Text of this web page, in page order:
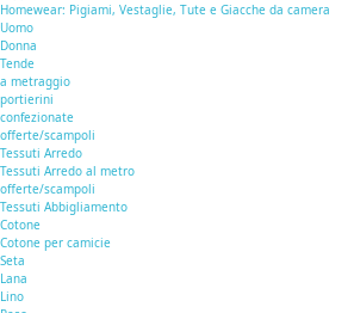
Homewear: Pigiami, Vestaglie, Tute e Giacche da camera
Uomo
Donna
Tende
a metraggio
portierini
confezionate
offerte/scampoli
Tessuti Arredo
Tessuti Arredo al metro
offerte/scampoli
Tessuti Abbigliamento
Cotone
Cotone per camicie
Seta
Lana
Lino